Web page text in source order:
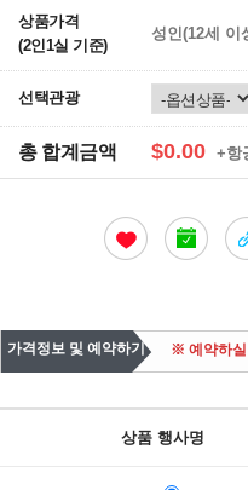
상품가격
(2인1실 기준)
성인(12세 이
선택관광
총 합계금액 $0.00 +항
가격정보 및 예약하기 ※ 예약하실
상품 행사명